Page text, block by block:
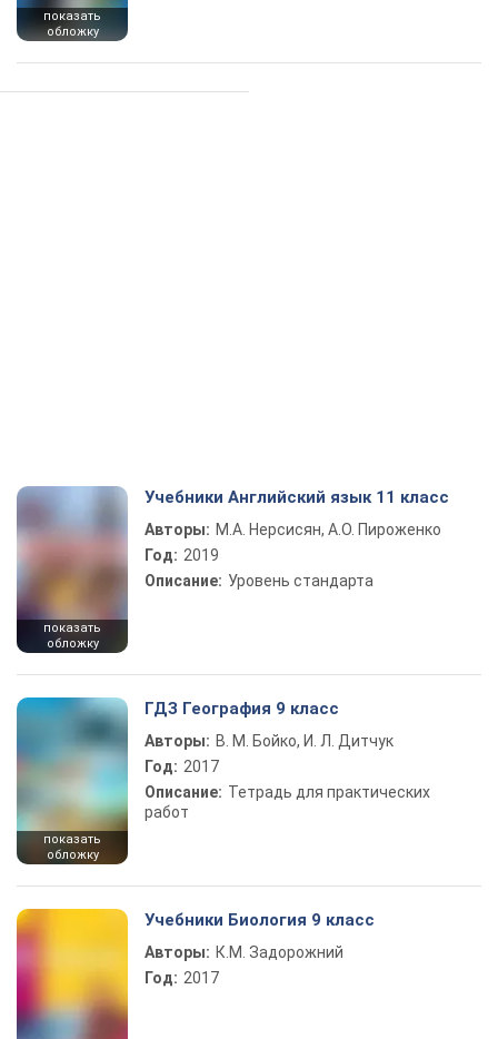
показать
обложку
показать
обложку
Учебники Английский язык 11 класс
Авторы: М.А. Нерсисян, А.О. Пироженко
Год: 2019
Описание: Уровень стандарта
показать
обложку
ГДЗ География 9 класс
Авторы: В. М. Бойко, И. Л. Дитчук
Год: 2017
Описание: Тетрадь для практических
работ
Учебники Биология 9 класс
Авторы: К.М. Задорожний
Год: 2017